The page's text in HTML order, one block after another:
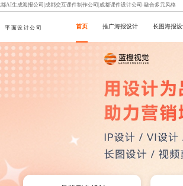
AI生成海报公司|成都交互课件制作公司|成都课件设计公司-融合多元风格
平面设计公司 首页 推广海报设计 长图海报